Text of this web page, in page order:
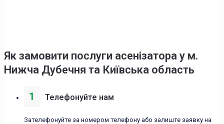
Як замовити послуги асенізатора у м.
Нижча Дубечня та Київська область
1 Телефонуйте нам
Зателефонуйте за номером телефону або залиште заявку на